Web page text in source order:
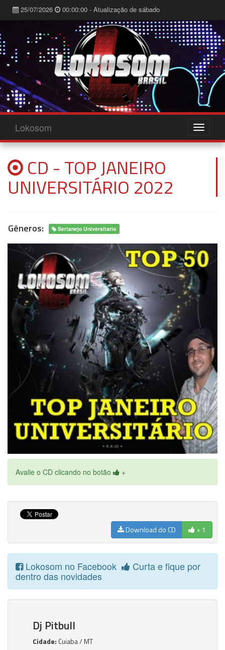
25/07/2026 00:00:00 - Atualização de sábado
Lokosom
CD - TOP JANEIRO
UNIVERSITÁRIO 2022
Gêneros: Sertanejo Universitario
Avalie o CD clicando no botão +
Download do CD + 1
Lokosom no Facebook Curta e fique por
dentro das novidades
Dj Pitbull
Cidade: Cuiaba / MT